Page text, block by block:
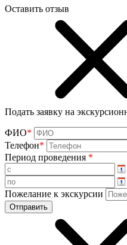
Оставить отзыв
Подать заявку на
ФИО*
Телефон*
Период проведения *
Пожелание к экскурсии